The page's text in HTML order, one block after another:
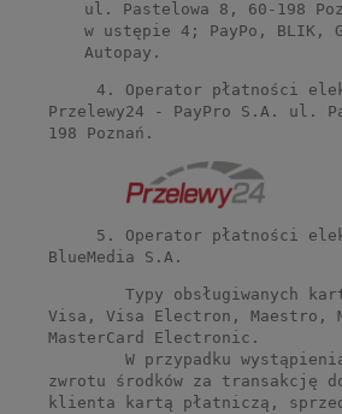
ul. Pastelowa 8, 60-198
w ustępie 4; PayPo, BLIK,
Autopay.
4. Operator płatności
Przelewy24 - PayPro S.A. ul.
198 Poznań.
5. Operator płatności
BlueMedia S.A.
Typy obsługiwanych kart
Visa, Visa Electron, Maestro,
MasterCard Electronic.
W przypadku wystąpienia
zwrotu środków za transakcję
klienta kartą płatniczą,